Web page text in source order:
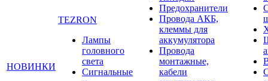
НОВИНКИ
TEZRON
Лампы
головного
света
Сигнальные
Предохранители
Провода АКБ,
клеммы для
аккумулятора
Провода
монтажные,
кабели